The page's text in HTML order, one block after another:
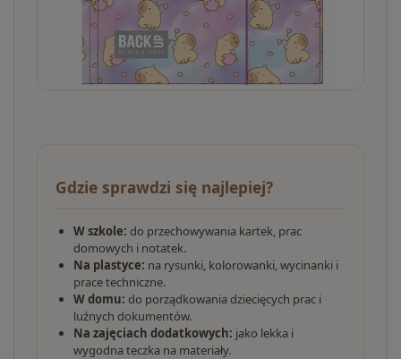
Gdzie sprawdzi się najlepiej?
W szkole: do przechowywania kartek, prac
domowych i notatek.
Na plastyce: na rysunki, kolorowanki, wycinanki i
prace techniczne.
W domu: do porządkowania dziecięcych prac i
luźnych dokumentów.
Na zajęciach dodatkowych: jako lekka i
wygodna teczka na materiały.